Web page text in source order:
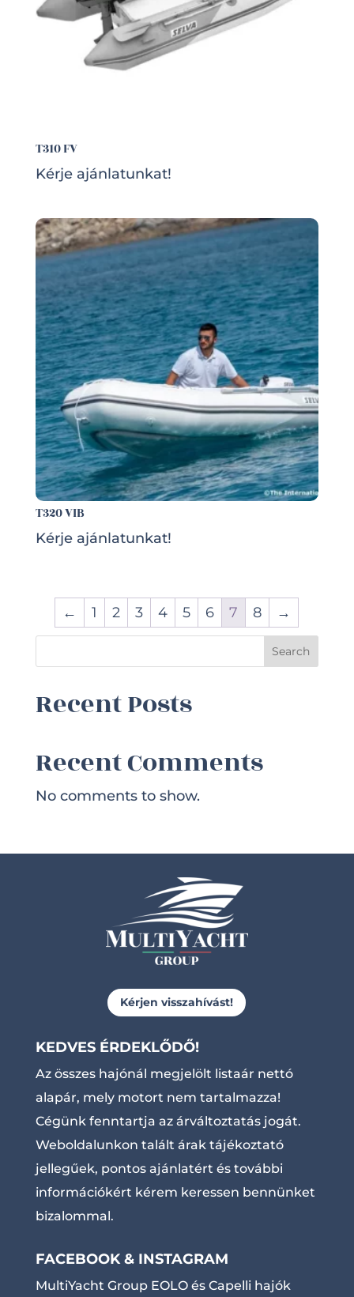
T310 FV
Kérje ajánlatunkat!
T320 VIB
Kérje ajánlatunkat!
← 1 2 3 4 5 6 7 8 →
Search
Recent Posts
Recent Comments
No comments to show.
Kérjen visszahívást!
KEDVES ÉRDEKLŐDŐ!
Az összes hajónál megjelölt listaár nettó
alapár, mely motort nem tartalmazza!
Cégünk fenntartja az árváltoztatás jogát.
Weboldalunkon talált árak tájékoztató
jellegűek, pontos ajánlatért és további
információkért kérem keressen bennünket
bizalommal.
FACEBOOK & INSTAGRAM
MultiYacht Group EOLO és Capelli hajók